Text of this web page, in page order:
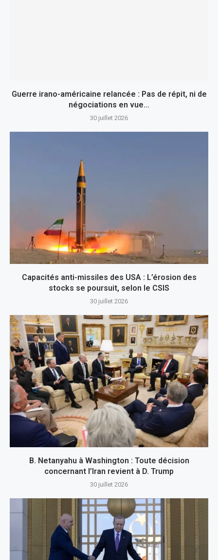
Guerre irano-américaine relancée : Pas de répit, ni de
négociations en vue…
30 juillet 2026
Capacités anti-missiles des USA : L’érosion des
stocks se poursuit, selon le CSIS
30 juillet 2026
B. Netanyahu à Washington : Toute décision
concernant l’Iran revient à D. Trump
30 juillet 2026